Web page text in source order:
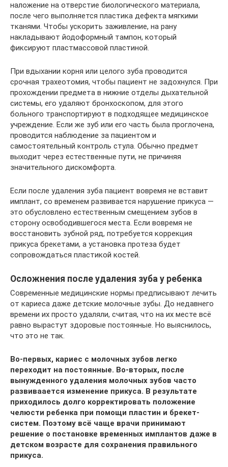
наложение на отверстие биологического материала,
после чего выполняется пластика дефекта мягкими
тканями. Чтобы ускорить заживление, на рану
накладывают йодоформный тампон, который
фиксируют пластмассовой пластиной.
При вдыхании корня или целого зуба проводится
срочная трахеотомия, чтобы пациент не задохнулся. При
прохождении предмета в нижние отделы дыхательной
системы, его удаляют бронхоскопом, для этого
больного транспортируют в подходящее медицинское
учреждение. Если же зуб или его часть была проглочена,
проводится наблюдение за пациентом и
самостоятельный контроль стула. Обычно предмет
выходит через естественные пути, не причиняя
значительного дискомфорта.
Если после удаления зуба пациент вовремя не вставит
имплант, со временем развивается нарушение прикуса —
это обусловлено естественным смещением зубов в
сторону освободившегося места. Если вовремя не
восстановить зубной ряд, потребуется коррекция
прикуса брекетами, а установка протеза будет
сопровождаться пластикой костей.
Осложнения после удаления зуба у ребенка
Современные медицинские нормы предписывают лечить
от кариеса даже детские молочные зубы. До недавнего
времени их просто удаляли, считая, что на их месте всё
равно вырастут здоровые постоянные. Но выяснилось,
что это не так.
Во-первых, кариес с молочных зубов легко
переходит на постоянные. Во-вторых, после
вынужденного удаления молочных зубов часто
развиваается изменение прикуса. В результате
приходилось долго корректировать положение
челюсти ребенка при помощи пластин и брекет-
систем. Поэтому всё чаще врачи принимают
решение о постановке временных имплантов даже в
детском возрасте для сохранения правильного
прикуса.